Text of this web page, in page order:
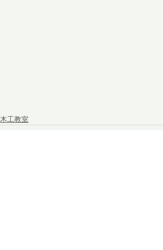
木工教室